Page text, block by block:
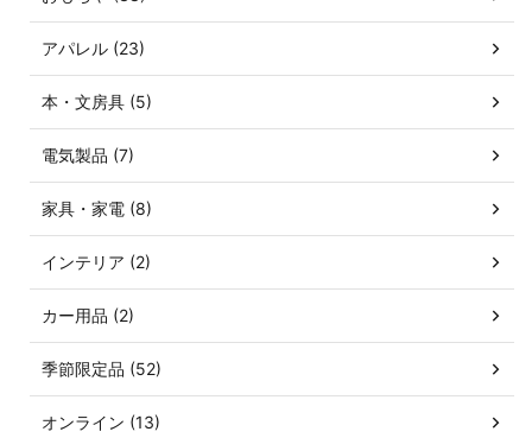
アパレル (23)
本・文房具 (5)
電気製品 (7)
家具・家電 (8)
インテリア (2)
カー用品 (2)
季節限定品 (52)
オンライン (13)